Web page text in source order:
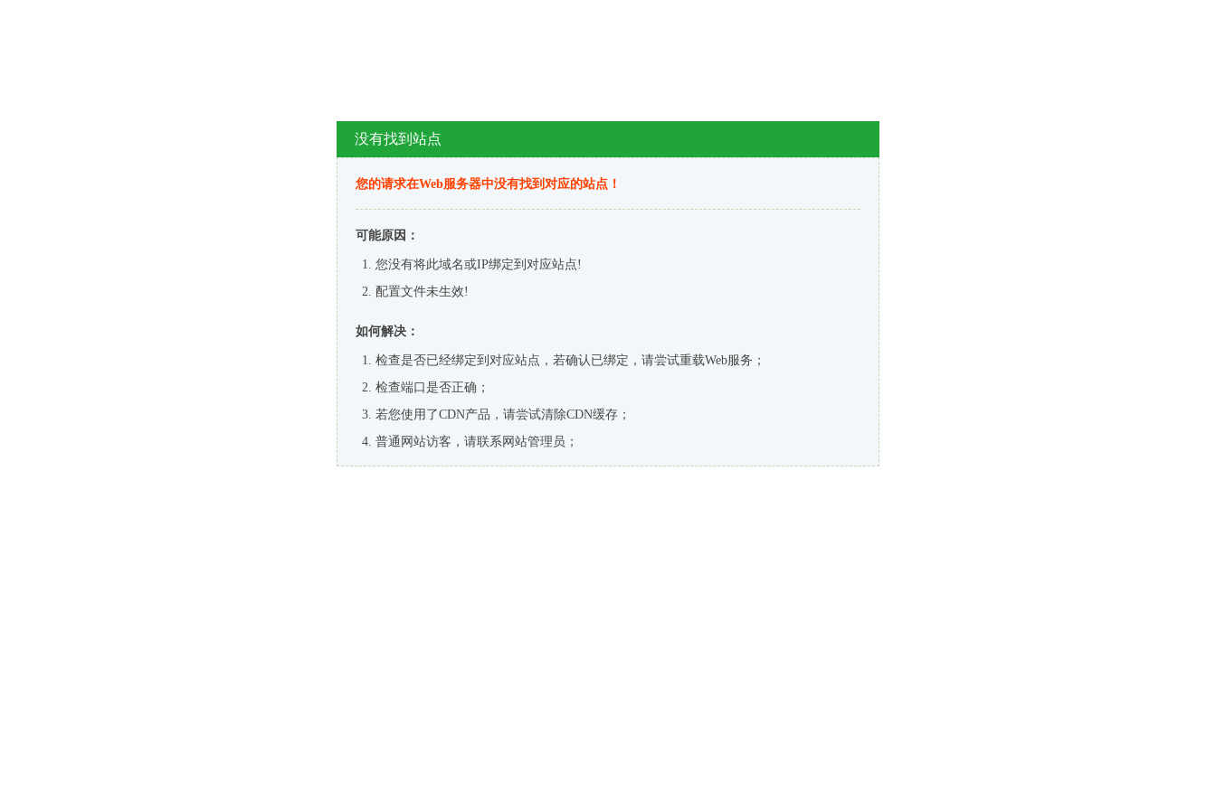
没有找到站点
您的请求在Web服务器中没有找到对应的站点！
可能原因：
您没有将此域名或IP绑定到对应站点!
配置文件未生效!
如何解决：
检查是否已经绑定到对应站点，若确认已绑定，请尝试重载Web服务；
检查端口是否正确；
若您使用了CDN产品，请尝试清除CDN缓存；
普通网站访客，请联系网站管理员；